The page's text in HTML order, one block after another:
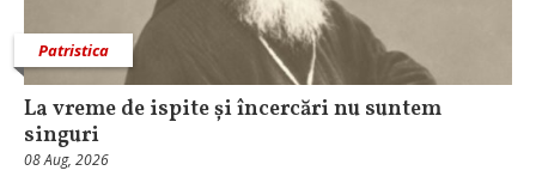
Patristica
La vreme de ispite și încercări nu suntem
singuri
08 Aug, 2026